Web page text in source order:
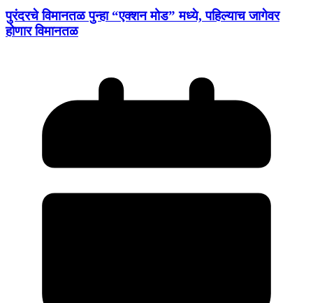
पुरंदरचे विमानतळ पुन्हा “एक्शन मोड” मध्ये, पहिल्याच जागेवर
होणार विमानतळ